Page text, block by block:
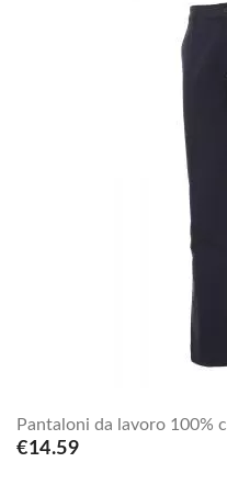
Pantaloni da lavoro 100%
€14.59